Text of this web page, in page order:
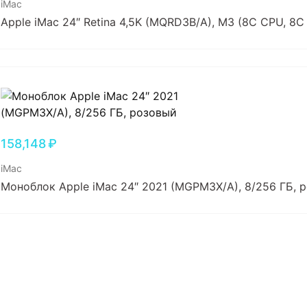
iMac
Apple iMac 24″ Retina 4,5K (MQRD3B/A), M3 (8C CPU,
158,148₽
iMac
Моноблок Apple iMac 24″ 2021 (MGPM3X/A), 8/256 ГБ,